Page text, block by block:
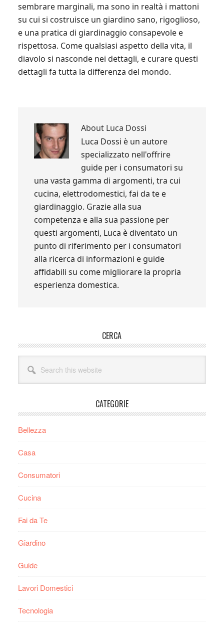
sembrare marginali, ma sono in realtà i mattoni
su cui si costruisce un giardino sano, rigoglioso,
e una pratica di giardinaggio consapevole e
rispettosa. Come qualsiasi aspetto della vita, il
diavolo si nasconde nei dettagli, e curare questi
dettagli fa tutta la differenza del mondo.
About Luca Dossi
Luca Dossi è un autore
specializzato nell'offrire
guide per i consumatori su
una vasta gamma di argomenti, tra cui
cucina, elettrodomestici, fai da te e
giardinaggio. Grazie alla sua
competenza e alla sua passione per
questi argomenti, Luca è diventato un
punto di riferimento per i consumatori
alla ricerca di informazioni e guide
affidabili su come migliorare la propria
esperienza domestica.
Sidebar
CERCA
this
website
CATEGORIE
Bellezza
Casa
Consumatori
Cucina
Fai da Te
Giardino
Guide
Lavori Domestici
Tecnologia